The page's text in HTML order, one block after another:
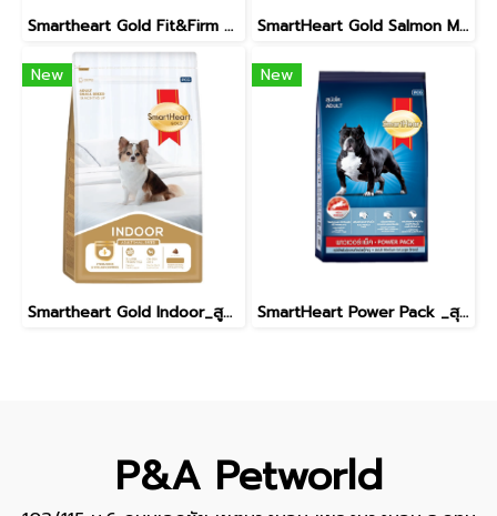
Smartheart Gold Fit&Firm Glossy Coat / อาหารเม็ดสำหรับสุนัข สูตรบำรุงขน ขนาด 1 kg. SmartHeart Gold Salmon Meal And Rich_อาหารสุนัขโตพันธุ์เล็ก 1kg.
New
Smartheart Gold Indoor_สูตรเลี้ยงในบ้าน / สุนัขโตพันธุ์เล็ก 1kg.
New
SmartHeart Power Pack _สุนัขโตพันธุ์กลางถึงใหญ่ 1kg.
P&A Petworld